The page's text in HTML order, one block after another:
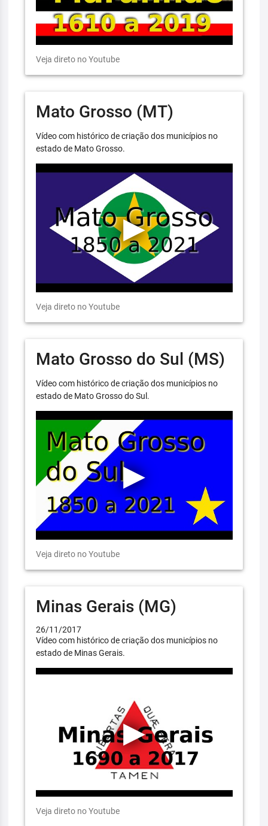
Veja direto no Youtube
Mato Grosso (MT)
Vídeo com histórico de criação dos municípios no
estado de Mato Grosso.
Veja direto no Youtube
Mato Grosso do Sul (MS)
Vídeo com histórico de criação dos municípios no
estado de Mato Grosso do Sul.
Veja direto no Youtube
Minas Gerais (MG)
26/11/2017
Vídeo com histórico de criação dos municípios no
estado de Minas Gerais.
Veja direto no Youtube